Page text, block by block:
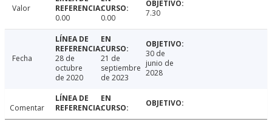
Valor
0.00
0.00 7.30
Fecha
28 de
octubre
de 2020
21 de
septiembre
de 2023
30 de
junio de
2028
Comentar